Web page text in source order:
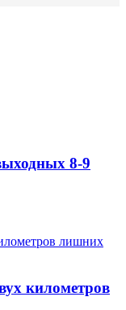
8-9
километров